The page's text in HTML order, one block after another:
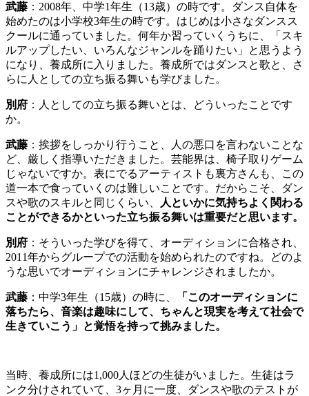
武藤 ： 2008年、中学1年生（13歳）の時です。
ダンス自体を
始めたのは小学校3年生の時です。 はじめは小さなダンスス
クールに通っていました。何年か習っていくうちに、「スキ
ルアップしたい、いろんなジャンルを踊りたい」と思うよう
になり、養成所に入りました。 養成所ではダンスと歌と、さ
らに人としての立ち振る舞いも学びました。
別府 ： 人としての立ち振る舞いとは、どういったことです
か。
武藤 ： 挨拶をしっかり行うこと、人の悪口を言わないことな
ど、厳しく指導いただきました。 芸能界は、椅子取りゲーム
じゃないですか。表にでるアーティストも裏方さんも、この
道一本で食っていくのは難しいことです。だからこそ、ダン
スや歌のスキルと同じくらい、
人といかに気持ちよく関わる
ことができるかといった立ち振る舞いは重要だと思います。
別府 ： そういった学びを得て、オーディションに合格され、
2011年からグループでの活動を始められたのですね。どのよ
うな思いでオーディションにチャレンジされましたか。
武藤 ： 中学3年生（15歳）の時に、
「このオーディションに
落ちたら、音楽は趣味にして、ちゃんと現実を考えて社会で
生きていこう」と覚悟を持って挑みました。
当時、養成所には1,000人ほどの生徒がいました。生徒はラ
ンク分けされていて、3ヶ月に一度、ダンスや歌のテストが